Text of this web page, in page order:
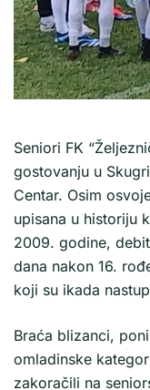
Seniori FK
gostovanju u
Centar. Osim
upisana u historiju
2009. godine,
dana nakon 16.
koji su ikada
Braća blizanci,
omladinske
zakoračili na